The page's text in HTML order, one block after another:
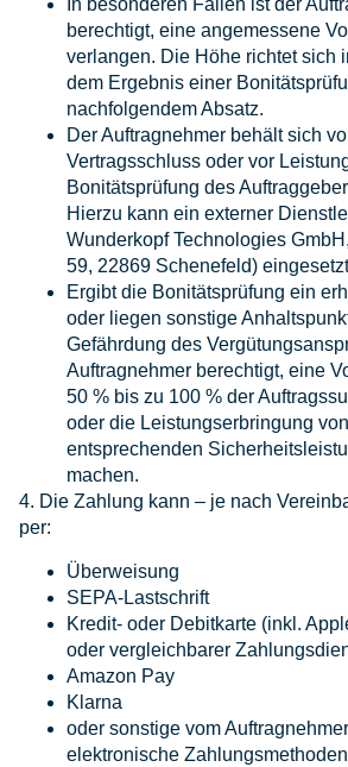
In besonderen Fällen ist der
berechtigt, eine angemessene
verlangen. Die Höhe richtet sich
dem Ergebnis einer
nachfolgendem Absatz.
Der Auftragnehmer behält sich
Vertragsschluss oder vor
Bonitätsprüfung des
Hierzu kann ein externer
Wunderkopf Technologies
59, 22869 Schenefeld)
Ergibt die Bonitätsprüfung ein
oder liegen sonstige
Gefährdung des
Auftragnehmer berechtigt, eine
50 % bis zu 100 % der
oder die Leistungserbringung
entsprechenden
machen.
4. Die Zahlung kann – je nach
per:
Überweisung
SEPA-Lastschrift
Kredit- oder Debitkarte (inkl.
oder vergleichbarer
Amazon Pay
Klarna
oder sonstige vom
elektronische